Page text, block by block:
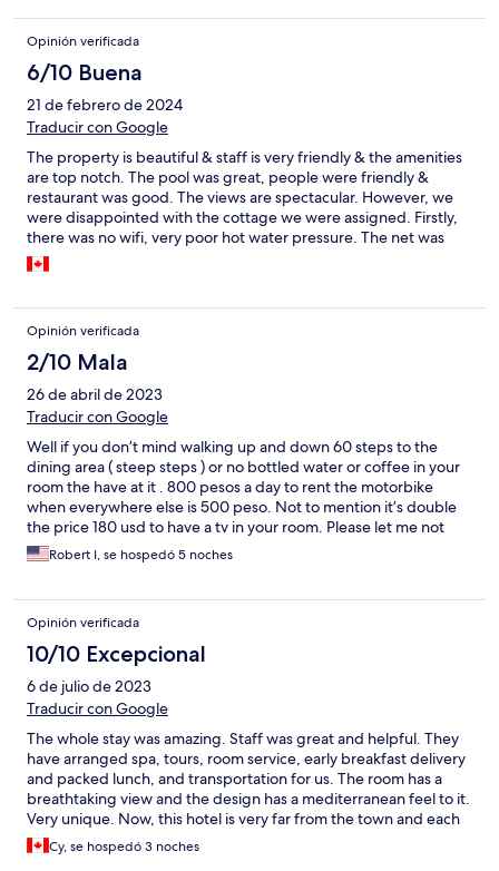
every time and very affordable. We got our laundry done here
and rented a moped to ride into town one day. They even
arrange transportation to and from the airport. I highly
recommend this place!
Opinión verificada
6/10 Buena
21 de febrero de 2024
Traducir con Google
The property is beautiful & staff is very friendly & the amenities
are top notch. The pool was great, people were friendly &
restaurant was good. The views are spectacular. However, we
were disappointed with the cottage we were assigned. Firstly,
there was no wifi, very poor hot water pressure. The net was
broken and we had insects in the room & supposedly a gecko
that would poop inside the cottage. Our fan was not working &
would double check the location before booking. Overall, we
had a good time & we would go back (in a better cottage)
Opinión verificada
2/10 Mala
26 de abril de 2023
Traducir con Google
Well if you don’t mind walking up and down 60 steps to the
dining area ( steep steps ) or no bottled water or coffee in your
room the have at it . 800 pesos a day to rent the motorbike
when everywhere else is 500 peso. Not to mention it’s double
the price 180 usd to have a tv in your room. Please let me not
forget the internet is practically non existent. And the food is
terrible. I would suggest that Expedia remove this place from
you will not be staying long due to the stairs and location. Let’s
not forget the open billing policy they try to impose on you (
watch your bill )
Robert I, se hospedó 5 noches
Opinión verificada
10/10 Excepcional
6 de julio de 2023
Traducir con Google
The whole stay was amazing. Staff was great and helpful. They
have arranged spa, tours, room service, early breakfast delivery
and packed lunch, and transportation for us. The room has a
breathtaking view and the design has a mediterranean feel to it.
Very unique. Now, this hotel is very far from the town and each
way cost 2,500. That’s the biggest issue we had. Not their fault.
All transpo service offers that price. Also the hotel is a bit run
Cy, se hospedó 3 noches